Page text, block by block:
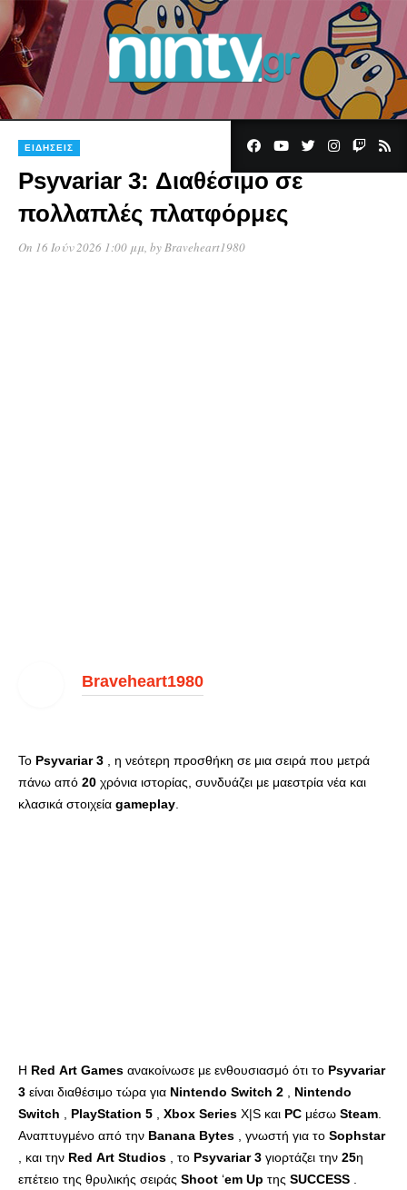
ΕΙΔΉΣΕΙΣ
Psyvariar 3: Διαθέσιμο σε
πολλαπλές πλατφόρμες
On 16 Ιούν 2026 1:00 μμ , by Braveheart1980
Braveheart1980
Το Psyvariar 3 , η νεότερη προσθήκη σε μια σειρά που μετρά
πάνω από 20 χρόνια ιστορίας, συνδυάζει με μαεστρία νέα και
κλασικά στοιχεία gameplay
Η Red Art Games ανακοίνωσε με ενθουσιασμό ότι το Psyvariar
3 είναι διαθέσιμο τώρα για Nintendo Switch 2
Nintendo
Switch
PlayStation 5 Xbox Series X|S και PC μέσω Steam
Αναπτυγμένο από την Banana Bytes , γνωστή για το Sophstar
, και την Red Art Studios , το Psyvariar 3 γιορτάζει την 25η
επέτειο της θρυλικής σειράς Shoot ‘em Up της SUCCESS